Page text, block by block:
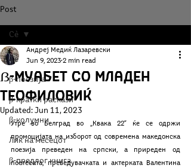
Post
Сè
β-поезија
β-кратки раскази
β-колумни
Лик на месецот
β-предлог книга
Сè
ẞ-муабет со Младен
Теофиловиќ
Андреј Медиќ Лазаревски
Jun 9, 2023 2 min read
Updated: Jun 11, 2023
Утре во Белград во „Квака 22“ ќе се одржи
промоцијата на изборот од современа македонска
поезија преведен на српски, а приреден од
поетесата, преведувачката и актерката Валентина